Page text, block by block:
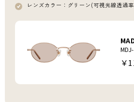
レンズカラー：グリーン(可視光線透過
￥